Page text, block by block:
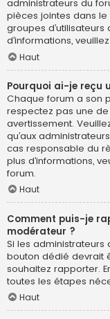
administrateurs du
pièces jointes dans
groupes
d’informations,
Haut
Pourquoi ai-je reçu
Chaque forum a son
respectez pas une
avertissement.
qu’aux
cas responsable du
plus d’informations,
forum.
Haut
Comment puis-je
modérateur ?
Si les administrateurs
bouton dédié devrait
souhaitez rapporter.
toutes les étapes
Haut